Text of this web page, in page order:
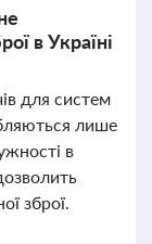
в Україні
для систем
лише
в
зброї.